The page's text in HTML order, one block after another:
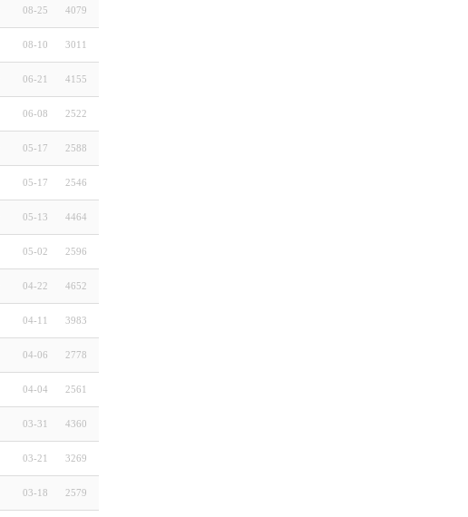
08-25 4079
08-10 3011
06-21 4155
06-08 2522
05-17 2588
05-17 2546
05-13 4464
05-02 2596
04-22 4652
04-11 3983
04-06 2778
04-04 2561
03-31 4360
03-21 3269
03-18 2579